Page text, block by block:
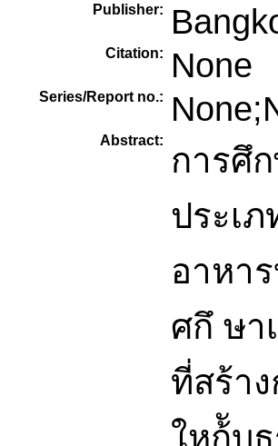
Publisher:
Citation: None
Series/Report no.:
Abstract:
การศึ
ประเ
อาหา
ศกึ ษา
ที่สร้า
ใหก้ับ